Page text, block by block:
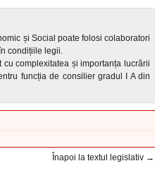
și Social poate folosi colaboratori
condițiile legii.
complexitatea și importanța lucrării
funcția de consilier gradul I A din
Înapoi la textul legislativ →